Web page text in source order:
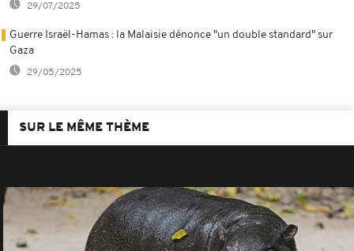
29/07/2025
Guerre Israël-Hamas : la Malaisie dénonce "un double standard" sur
Gaza
29/05/2025
SUR LE MÊME THÈME